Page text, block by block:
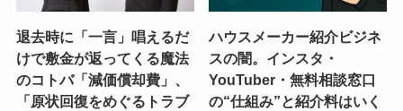
退去時に「一言」唱えるだ
けで敷金が返ってくる魔法
のコトバ「減価償却費」、
「原状回復をめぐるトラブ
ハウスメーカー紹介ビジネ
スの闇。インスタ・
YouTuber・無料相談窓口
の“仕組み”と紹介料はいく